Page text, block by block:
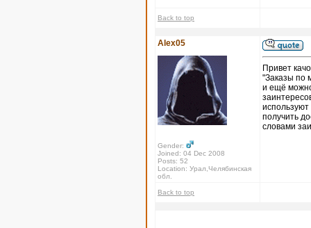
Back to top
Alex05
Gender:
Joined: 04 Dec 2008
Posts: 52
Location: Урал,Челябинская
обл.
Привет
"Заказы по
и ещё
получить
словами
Back to top